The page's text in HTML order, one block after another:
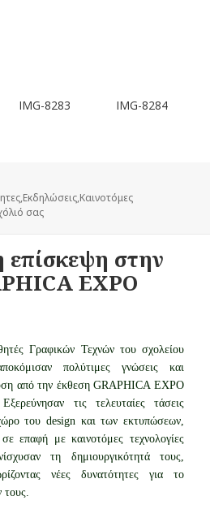
IMG-8281 IMG-8282
,Εκδηλώσεις,Καινοτόμες
σας
επίσκεψη στην
EXPO
Γραφικών Τεχνών του σχολείου
πολύτιμες γνώσεις και
από την έκθεση GRAPHICA EXPO
τις τελευταίες τάσεις
του design και των εκτυπώσεων,
επαφή με καινοτόμες τεχνολογίες
τη δημιουργικότητά τους,
νέες δυνατότητες για το
τους.